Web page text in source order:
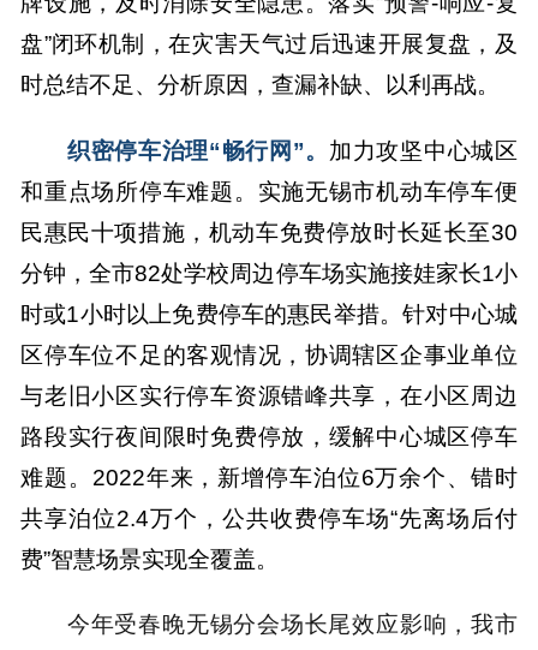
盘”闭环机制，在灾害天气过后迅速开展复盘，及
时总结不足、分析原因，查漏补缺、以利再战。
织密停车治理“畅行网”。 加力攻坚中心城区
和重点场所停车难题。实施无锡市机动车停车便
民惠民十项措施，机动车免费停放时长延长至30
分钟，全市82处学校周边停车场实施接娃家长1小
时或1小时以上免费停车的惠民举措。针对中心城
区停车位不足的客观情况，协调辖区企事业单位
与老旧小区实行停车资源错峰共享，在小区周边
路段实行夜间限时免费停放，缓解中心城区停车
难题。2022年来，新增停车泊位6万余个、错时
共享泊位2.4万个，公共收费停车场“先离场后付
费”智慧场景实现全覆盖。
今年受春晚无锡分会场长尾效应影响，我市